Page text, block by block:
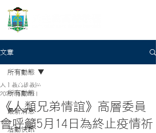
文章
所有動態
最新消息
活動快訊
所有動態
《人類兄弟情誼》高層委員
會呼籲5月14日為終止疫情祈
天主教高雄教區
2020年5月12日